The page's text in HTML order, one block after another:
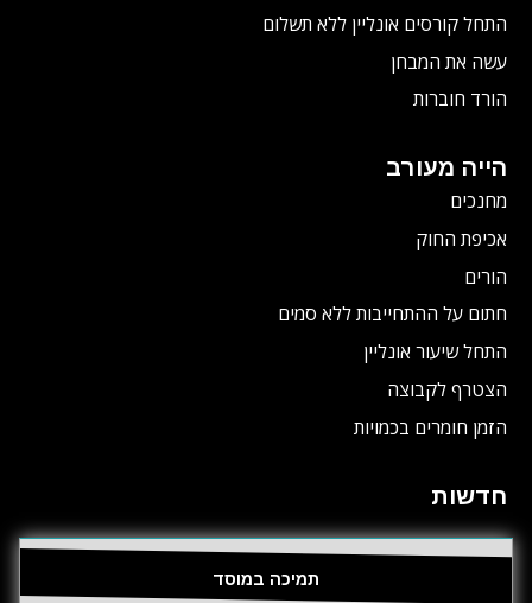
התחל קורסים אונליין ללא תשלום
עשה את המבחן
הורד חוברות
הייה מעורב
מחנכים
אכיפת החוק
הורים
חתום על ההתחייבות ללא סמים
התחל שיעור אונליין
הצטרף לקבוצה
הזמן חומרים בכמויות
חדשות
תמיכה במוסד